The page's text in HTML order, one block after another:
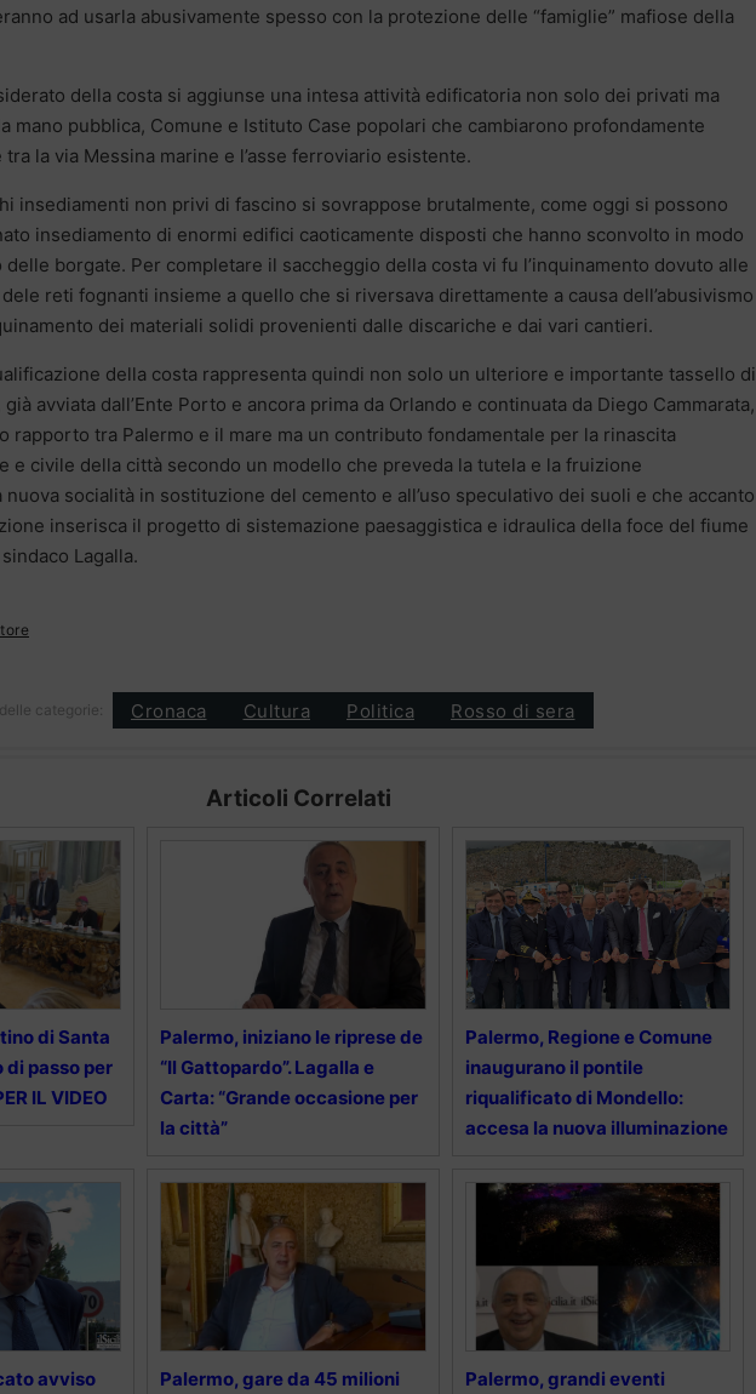
ad usarla abusivamente spesso con la protezione delle “famiglie” mafiose della
della costa si aggiunse una intesa attività edificatoria non solo dei privati ma
mano pubblica, Comune e Istituto Case popolari che cambiarono profondamente
tra la via Messina marine e l’asse ferroviario esistente.
insediamenti non privi di fascino si sovrappose brutalmente, come oggi si possono
insediamento di enormi edifici caoticamente disposti che hanno sconvolto in modo
borgate. Per completare il saccheggio della costa vi fu l’inquinamento dovuto alle
reti fognanti insieme a quello che si riversava direttamente a causa dell’abusivismo
dei materiali solidi provenienti dalle discariche e dai vari cantieri.
della costa rappresenta quindi non solo un ulteriore e importante tassello di
avviata dall’Ente Porto e ancora prima da Orlando e continuata da Diego Cammarata,
rapporto tra Palermo e il mare ma un contributo fondamentale per la rinascita
e civile della città secondo un modello che preveda la tutela e la fruizione
nuova socialità in sostituzione del cemento e all’uso speculativo dei suoli e che accanto
inserisca il progetto di sistemazione paesaggistica e idraulica della foce del fiume
Lagalla.
categorie: Cronaca Cultura Politica Rosso di sera
Articoli Correlati
di Santa
di passo per
IL VIDEO
Palermo, iniziano le riprese de
“Il Gattopardo”. Lagalla e
Carta: “Grande occasione per
la città”
Palermo, Regione e Comune
inaugurano il pontile
riqualificato di Mondello:
accesa la nuova illuminazione
avviso Palermo, gare da 45 milioni Palermo, grandi eventi